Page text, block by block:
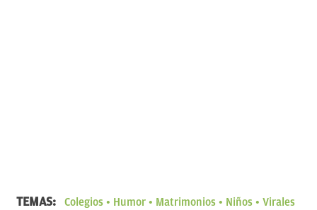
TEMAS: Colegios Humor Matrimonios Niños Virales